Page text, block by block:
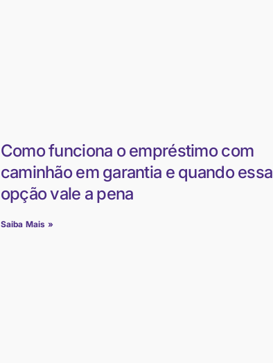
Como funciona o empréstimo com
caminhão em garantia e quando essa
opção vale a pena
Saiba Mais »